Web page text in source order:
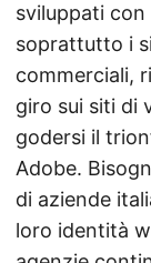
sviluppati
soprattutto i
commerciali,
giro sui siti di
godersi il
Adobe.
di aziende
loro identità